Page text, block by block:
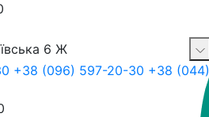
6 Ж
+38 (096) 597-20-30 +38 (044)